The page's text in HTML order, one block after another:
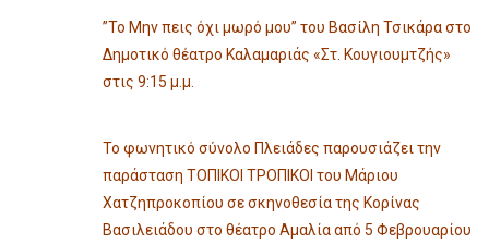
”Το Μην πεις όχι μωρό μου” του Βασίλη Τσικάρα στο
Δημοτικό θέατρο Καλαμαριάς «Στ. Κουγιουμτζής»
στις 9:15 μ.μ.
Το φωνητικό σύνολο Πλειάδες παρουσιάζει την
παράσταση ΤΟΠΙΚΟΙ ΤΡΟΠΙΚΟΙ του Μάριου
Χατζηπροκοπίου σε σκηνοθεσία της Κορίνας
Βασιλειάδου στο θέατρο Αμαλία από 5 Φεβρουαρίου